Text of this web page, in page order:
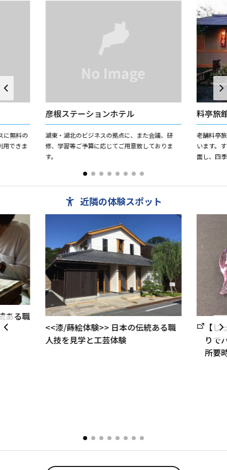
に無料の
用できま
彦根ステーションホテル
湖東・湖北のビジネスの拠点に、また会議、研
修、学習等ご予算に応じてご用意致しておりま
す。
料亭旅
老舗料亭
います。
面し、四
近隣の体験スポット
<<漆/蒔絵体験>> 日本の伝統ある職
人技を見学と工芸体験
【
りで
所要